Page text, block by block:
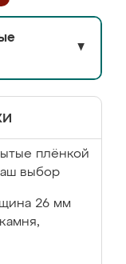
▼
плёнкой
выбор
26 мм